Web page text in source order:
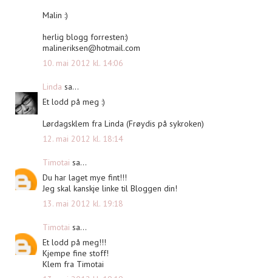
Malin :)
herlig blogg forresten:)
malineriksen@hotmail.com
10. mai 2012 kl. 14:06
Linda sa...
Et lodd på meg :)
Lørdagsklem fra Linda (Frøydis på sykroken)
12. mai 2012 kl. 18:14
Timotai sa...
Du har laget mye fint!!!
Jeg skal kanskje linke til Bloggen din!
13. mai 2012 kl. 19:18
Timotai sa...
Et lodd på meg!!!
Kjempe fine stoff!
Klem fra Timotai